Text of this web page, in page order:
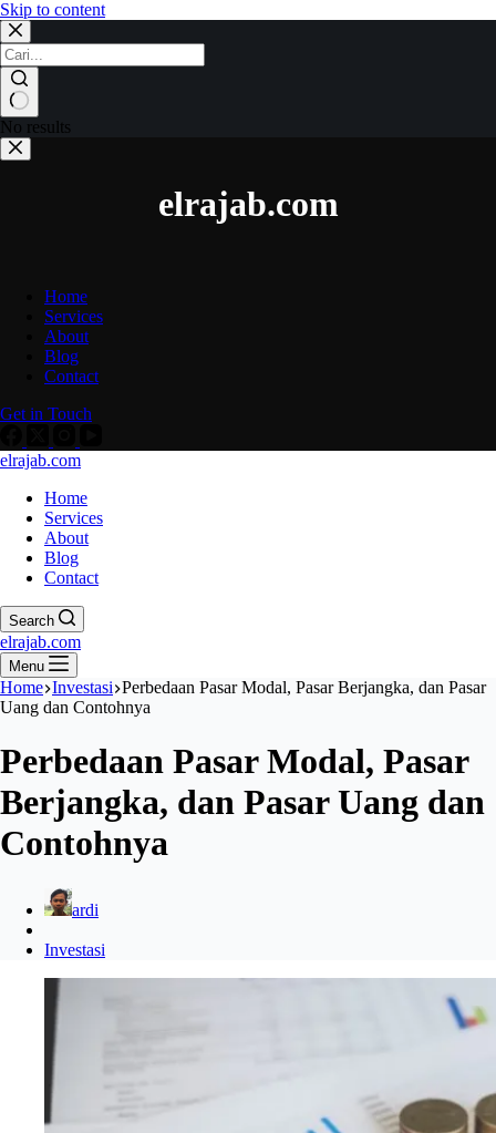
Skip to content
No results
elrajab.com
Home
Services
About
Blog
Contact
Get in Touch
elrajab.com
Home
Services
About
Blog
Contact
Search
elrajab.com
Menu
Home Investasi Perbedaan Pasar Modal, Pasar Berjangka, dan Pasar
Uang dan Contohnya
Perbedaan Pasar Modal, Pasar
Berjangka, dan Pasar Uang dan
Contohnya
ardi
Investasi